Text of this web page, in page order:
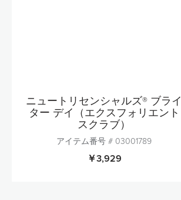
ニュートリセンシャルズ® ブライ
ター デイ（エクスフォリエント
スクラブ）
アイテム番号 # 03001789
￥3,929